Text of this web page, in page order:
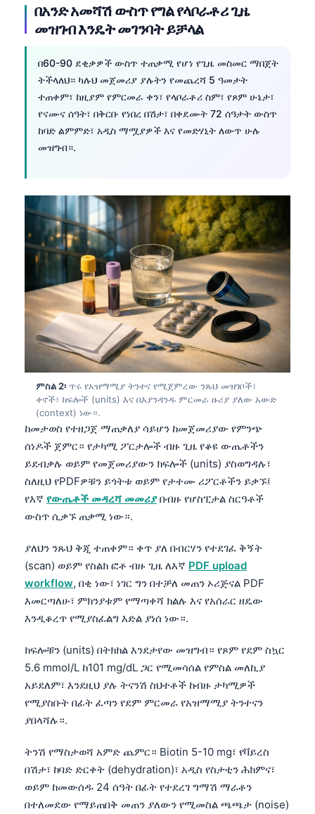
በአንድ አመሻሽ ውስጥ የግል የላቦራቶሪ ጊዜ
መዝገብ እንዴት መገንባት ይቻላል
በ60-90 ደቂቃዎች ውስጥ ተጠቃሚ የሆነ የጊዜ መስመር ማበጀት
ትችላለህ። ካሉህ መጀመሪያ ያሉትን የመጨረሻ 5 ዓመታት
ተጠቀም፣ ከዚያም የምርመራ ቀን፣ የላቦራቶሪ ስም፣ የጾም ሁኔታ፣
የናሙና ሰዓት፣ በቅርቡ የነበረ በሽታ፣ በቀደሙት 72 ሰዓታት ውስጥ
ከባድ ልምምድ፣ አዲስ ማሟያዎች እና የመድሃኒት ለውጥ ሁሉ
መዝግብ።.
ምስል 2፡ ጥሩ የአዝማሚያ ትንተና የሚጀምረው ንጹህ መዝገቦች፣
ቀኖች፣ ክፍሎች (units) እና በእያንዳንዱ ምርመራ ዙሪያ ያለው አውድ
(context) ነው።.
ከመታወስ የተዘጋጀ ማጠቃለያ ሳይሆን ከመጀመሪያው የምንጭ
ሰነዶች ጀምር። የታካሚ ፖርታሎች ብዙ ጊዜ የቆዩ ውጤቶችን
ይደብቃሉ ወይም የመጀመሪያውን ክፍሎች (units) ያስወግዳሉ፣
ስለዚህ የPDFዎቹን ይጎትቱ ወይም የታተሙ ሪፖርቶችን ይቃኙ፤
የእኛ የውጤቶች መዳረሻ መመሪያበብዙ የሆስፒታል ስርዓቶች
ውስጥ ሲቃኙ ጠቃሚ ነው።.
ያለህን ንጹህ ቅጂ ተጠቀም። ቀጥ ያለ በብርሃን የተደገፈ ቅኝት
(scan) ወይም የስልክ ፎቶ ብዙ ጊዜ ለእኛ PDF upload
workflow, በቂ ነው፣ ነገር ግን በተቻለ መጠን ኦሪጅናል PDF
እመርጣለሁ፣ ምክንያቱም የማጣቀሻ ክልሉ እና የአሰራር ዘዴው
እንዲቆረጥ የሚያስፈልግ እድል ያነሰ ነው።.
ክፍሎቹን (units) በትክክል እንደታየው መዝግብ። የጾም የደም ስኳር
5.6 mmol/L ከ101 mg/dL ጋር የሚመሳሰል የምስል መለኪያ
አይደለም፣ እንደዚህ ያሉ ትናንሽ ስህተቶች ከብዙ ታካሚዎች
የሚያስቡት በፊት ፈጣን የደም ምርመራ የአዝማሚያ ትንተናን
ያበላሻሉ።.
ትንሽ የማስታወሻ አምድ ጨምር። Biotin 5-10 mg፣ የቫይረስ
በሽታ፣ ከባድ ድርቀት (dehydration)፣ አዲስ የስታቲን ሕክምና፣
ወይም ከመውሰዱ 24 ሰዓት በፊት የተደረገ ግማሽ ማራቶን
በተለመደው የማይጠበቅ መጠን ያለውን የሚመስል ጫጫታ (noise)